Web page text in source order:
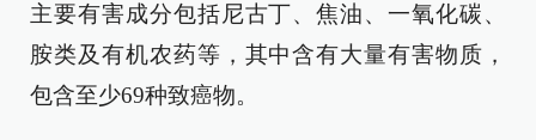
主要有害成分包括尼古丁、焦油、一氧化碳、
胺类及有机农药等，其中含有大量有害物质，
包含至少69种致癌物。